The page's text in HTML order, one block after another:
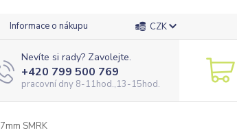
Informace o nákupu CZK
Nevíte si rady? Zavolejte.
+420 799 500 769
pracovní dny 8-11hod.,13-15hod.
SMRK